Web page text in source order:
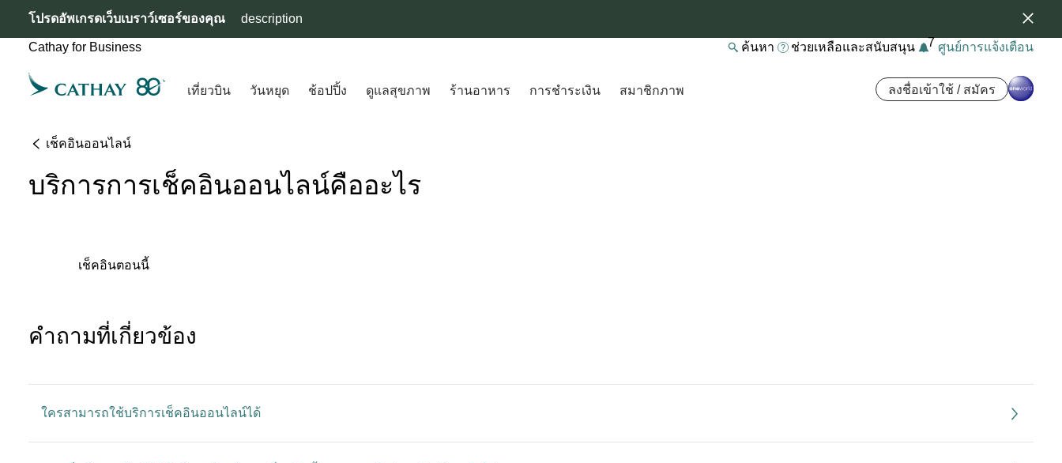
โปรดอัพเกรดเว็บเบราว์เซอร์ของคุณ description
Cathay for Business ค้นหา ช่วยเหลือและสนับสนุน 7 ศูนย์การแจ้งเตือน
เที่ยวบิน วันหยุด ช้อปปิ้ง ดูแลสุขภาพ ร้านอาหาร การชำระเงิน สมาชิกภาพ ลงชื่อเข้าใช้ / สมัคร
เช็คอินออนไลน์
บริการการเช็คอินออนไลน์คืออะไร
เช็คอินตอนนี้
คําถามที่เกี่ยวข้อง
ใครสามารถใช้บริการเช็คอินออนไลน์ได้